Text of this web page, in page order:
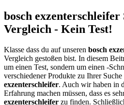
bosch exzenterschleifer
Vergleich - Kein Test!
Klasse dass du auf unseren bosch
Vergleich gestoßen bist. In diesem
um einen Test, sondern um einen -
verschiedener Produkte zu Ihrer
exzenterschleifer. Auch wir haben in
Erfahrung machen müssen, dass es
exzenterschleifer zu finden.